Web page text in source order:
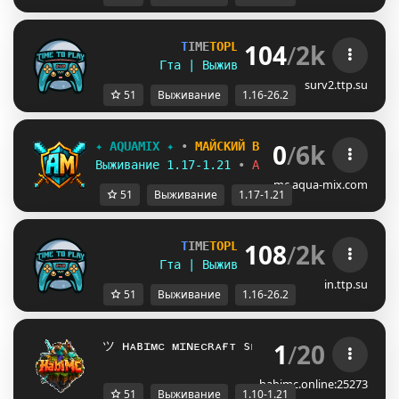
TIMETOPL Y ▪ [1 .16 -
]
Гта | Выживание | Полит | Ивенты
104/2k
surv2.ttp.su
51 Выживание 1.16-26.2
✦ AQUAMIX ✦ • МАЙСКИЙ ВАЙП
02.05
Выживание 1.17-1.21
• Анархия • Рейды
0/6k
mc.aqua-mix.com
51 Выживание 1.17-1.21
TIMETOPL Y ▪ [1 .16 -
]
Гта | Выживание | Полит | Ивенты
108/2k
in.ttp.su
51 Выживание 1.16-26.2
ツ ʜᴀʙɪᴍᴄ ᴍɪɴᴇᴄʀᴀғᴛ sᴇʀᴠᴇʀ | 1.10 - 1.21
1/20
habimc.online:25273
51 Выживание 1.10-1.21